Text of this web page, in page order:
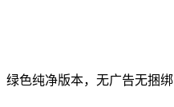
绿色纯净版本，无广告无捆绑